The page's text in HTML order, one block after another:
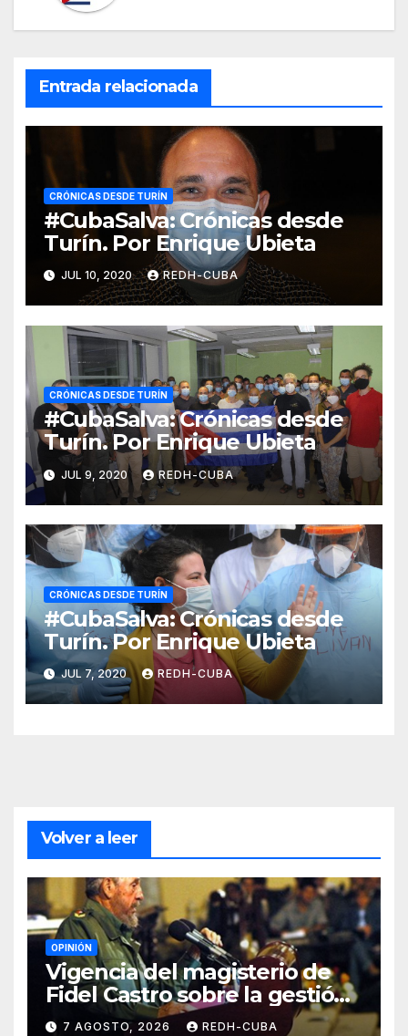
Entrada relacionada
CRÓNICAS DESDE TURÍN
#CubaSalva: Crónicas desde
Turín. Por Enrique Ubieta
JUL 10, 2020 REDH-CUBA
CRÓNICAS DESDE TURÍN
#CubaSalva: Crónicas desde
Turín. Por Enrique Ubieta
JUL 9, 2020 REDH-CUBA
CRÓNICAS DESDE TURÍN
#CubaSalva: Crónicas desde
Turín. Por Enrique Ubieta
JUL 7, 2020 REDH-CUBA
Volver a leer
OPINIÓN
Vigencia del magisterio de
Fidel Castro sobre la gestión
del liderazgo revolucionario.
7 AGOSTO, 2026 REDH-CUBA